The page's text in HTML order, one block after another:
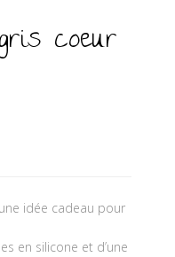
coeur
idée cadeau pour
en silicone et d’une